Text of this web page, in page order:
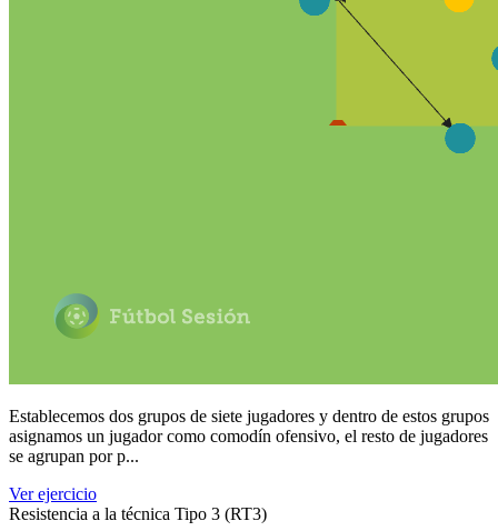
Establecemos dos grupos de siete jugadores y dentro de estos grupos
asignamos un jugador como comodín ofensivo, el resto de jugadores
se agrupan por p...
Ver ejercicio
Resistencia a la técnica Tipo 3 (RT3)